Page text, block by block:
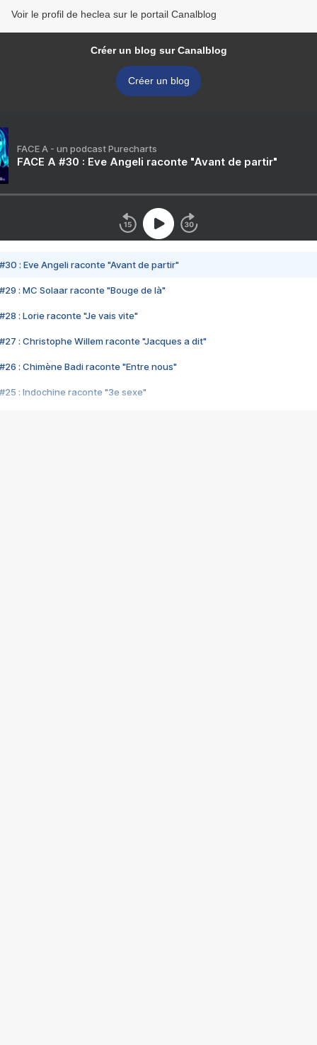
Voir le profil de heclea sur le portail Canalblog
Créer un blog sur Canalblog
Créer un blog
FACE A - un podcast Purecharts
FACE A #30 : Eve Angeli raconte "Avant de partir"
#30 : Eve Angeli raconte "Avant de partir"
#29 : MC Solaar raconte "Bouge de là"
#28 : Lorie raconte "Je vais vite"
#27 : Christophe Willem raconte "Jacques a dit"
#26 : Chimène Badi raconte "Entre nous"
#25 : Indochine raconte "3e sexe"